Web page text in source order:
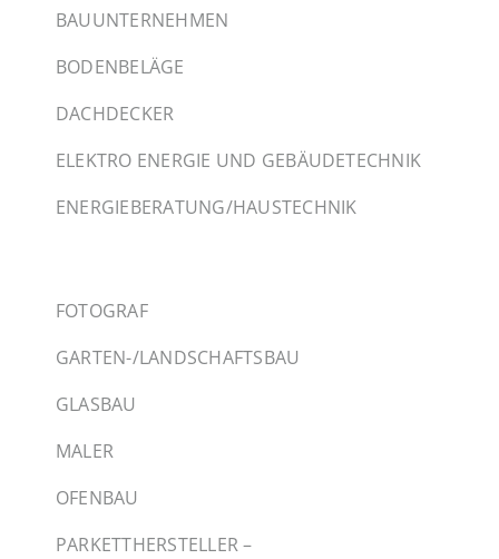
BAUUNTERNEHMEN
BODENBELÄGE
DACHDECKER
ELEKTRO ENERGIE UND GEBÄUDETECHNIK
ENERGIEBERATUNG/HAUSTECHNIK
FOTOGRAF
GARTEN-/LANDSCHAFTSBAU
GLASBAU
MALER
OFENBAU
PARKETTHERSTELLER –